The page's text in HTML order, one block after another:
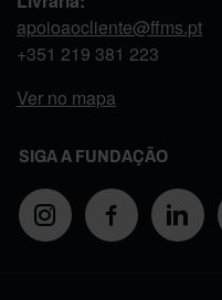
apoioaocliente@ffms.pt
+351 219 381 223
Ver no mapa
SIGA A FUNDAÇÃO